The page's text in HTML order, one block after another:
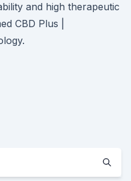
and high therapeutic
CBD Plus |